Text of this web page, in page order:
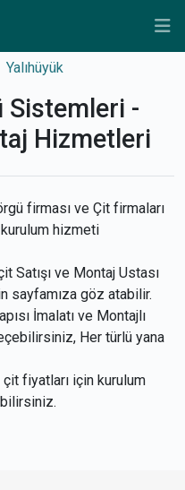
Yalıhüyük
Sistemleri -
Hizmetleri
firması ve Çit firmaları
hizmeti
Satışı ve Montaj Ustası
sayfamıza göz atabilir.
İmalatı ve Montajlı
Her türlü yana
çit fiyatları için kurulum